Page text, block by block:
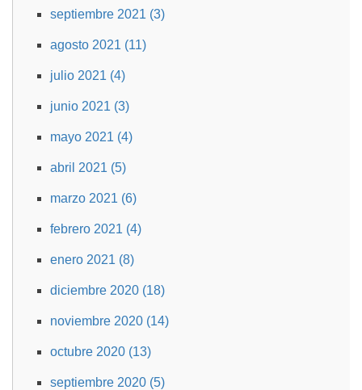
septiembre 2021 (3)
agosto 2021 (11)
julio 2021 (4)
junio 2021 (3)
mayo 2021 (4)
abril 2021 (5)
marzo 2021 (6)
febrero 2021 (4)
enero 2021 (8)
diciembre 2020 (18)
noviembre 2020 (14)
octubre 2020 (13)
septiembre 2020 (5)